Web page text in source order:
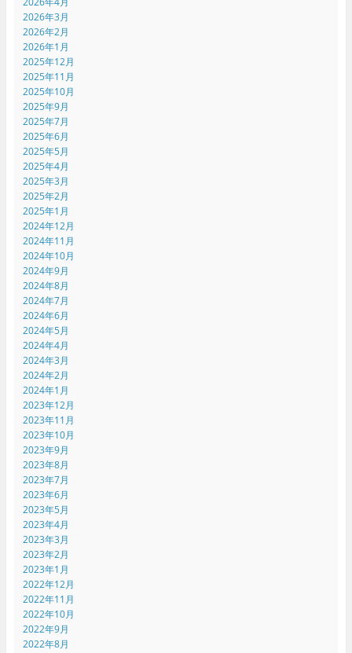
2026年3月
2026年2月
2026年1月
2025年12月
2025年11月
2025年10月
2025年9月
2025年7月
2025年6月
2025年5月
2025年4月
2025年3月
2025年2月
2025年1月
2024年12月
2024年11月
2024年10月
2024年9月
2024年8月
2024年7月
2024年6月
2024年5月
2024年4月
2024年3月
2024年2月
2024年1月
2023年12月
2023年11月
2023年10月
2023年9月
2023年8月
2023年7月
2023年6月
2023年5月
2023年4月
2023年3月
2023年2月
2023年1月
2022年12月
2022年11月
2022年10月
2022年9月
2022年8月